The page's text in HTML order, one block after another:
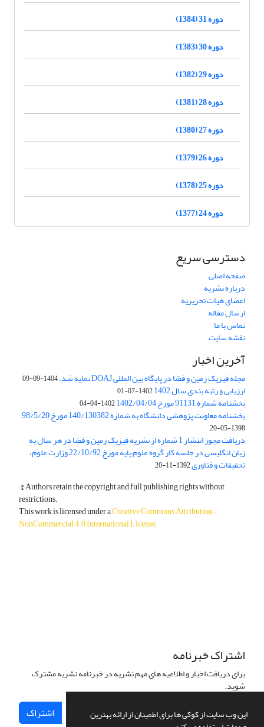
این وب سایت از کوکی ها برای اطمینان از ارائه بهترین
دوره 31 (1384)
دوره 30 (1383)
دوره 29 (1382)
دوره 28 (1381)
دوره 27 (1380)
دوره 26 (1379)
دوره 25 (1378)
دوره 24 (1377)
دسترسی سریع
صفحه اصلی
درباره نشریه
اعضای هیات تحریریه
ارسال مقاله
تماس با ما
نقشه سایت
آخرین اخبار
مجله فیزیک زمین و فضا در پایگاه بین المللی DOAJ نمایه شد. 1404-09-09
ارزیابی و رتبه بندی سال 1402 1402-07-01
بخشنامه شماره 91131 مورخ 1402/04/04 1402-04-04
بخشنامه معاونت پژوهشی دانشگاه به شماره 140/130382 مورخ 98/5/20
1398-05-20
دریافت مجوز انتشار 1 شماره از نشریه فیزیک زمین و فضا در هر سال به
زبان انگلیسی در جلسه کار گروه علوم پایه مورخ 22/10/92 وزارت علوم،
تحقیقات و فناوری1392-11-20
© Authors retain the copyright and full publishing rights without
restrictions.
This work is licensed under aCreative Commons Attribution-
NonCommercial 4.0 International License.
اشتراک خبرنامه
برای دریافت اخبار و اطلاعیه های مهم نشریه در خبرنامه نشریه مشترک
شوید.
اشتراک